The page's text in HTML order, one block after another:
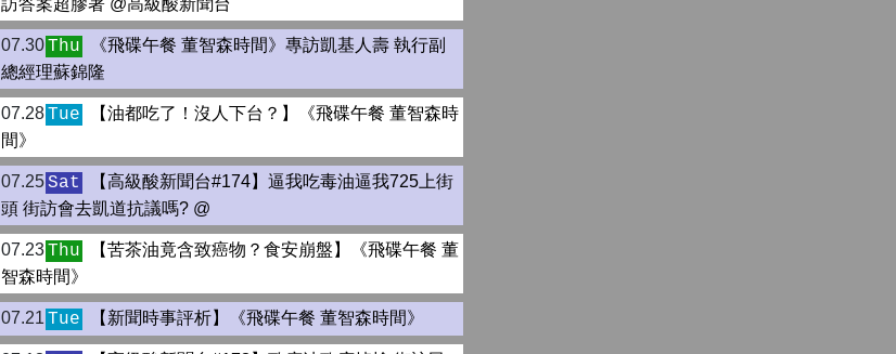
訪答案超膠著 ‪‪@高級酸新聞台
07.30 Thu
《飛碟午餐 董智森時間》專訪凱基人壽 執行副
總經理蘇錦隆
07.28 Tue
【油都吃了！沒人下台？】《飛碟午餐 董智森時
間》
07.25Sat
【高級酸新聞台#174】逼我吃毒油逼我725上街
頭 街訪會去凱道抗議嗎? ‪‪@
07.23 Thu
【苦茶油竟含致癌物？食安崩盤】《飛碟午餐 董
智森時間》
07.21 Tue 【新聞時事評析】《飛碟午餐 董智森時間》